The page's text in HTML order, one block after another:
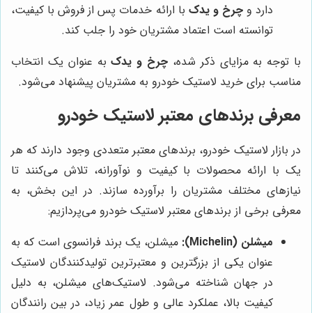
دارد وچرخ و یدک با ارائه خدمات پس از فروش با کیفیت،
توانسته است اعتماد مشتریان خود را جلب کند.
با توجه به مزایای ذکر شده، چرخ و یدکبه عنوان یک انتخاب
مناسب برای خرید لاستیک خودرو به مشتریان پیشنهاد می‌شود.
معرفی برندهای معتبر لاستیک خودرو
در بازار لاستیک خودرو، برندهای معتبر متعددی وجود دارند که هر
یک با ارائه محصولات با کیفیت و نوآورانه، تلاش می‌کنند تا
نیازهای مختلف مشتریان را برآورده سازند. در این بخش، به
معرفی برخی از برندهای معتبر لاستیک خودرو می‌پردازیم:
میشلن (Michelin):
میشلن، یک برند فرانسوی است که به
عنوان یکی از بزرگترین و معتبرترین تولیدکنندگان لاستیک
در جهان شناخته می‌شود. لاستیک‌های میشلن، به دلیل
کیفیت بالا، عملکرد عالی و طول عمر زیاد، در بین رانندگان